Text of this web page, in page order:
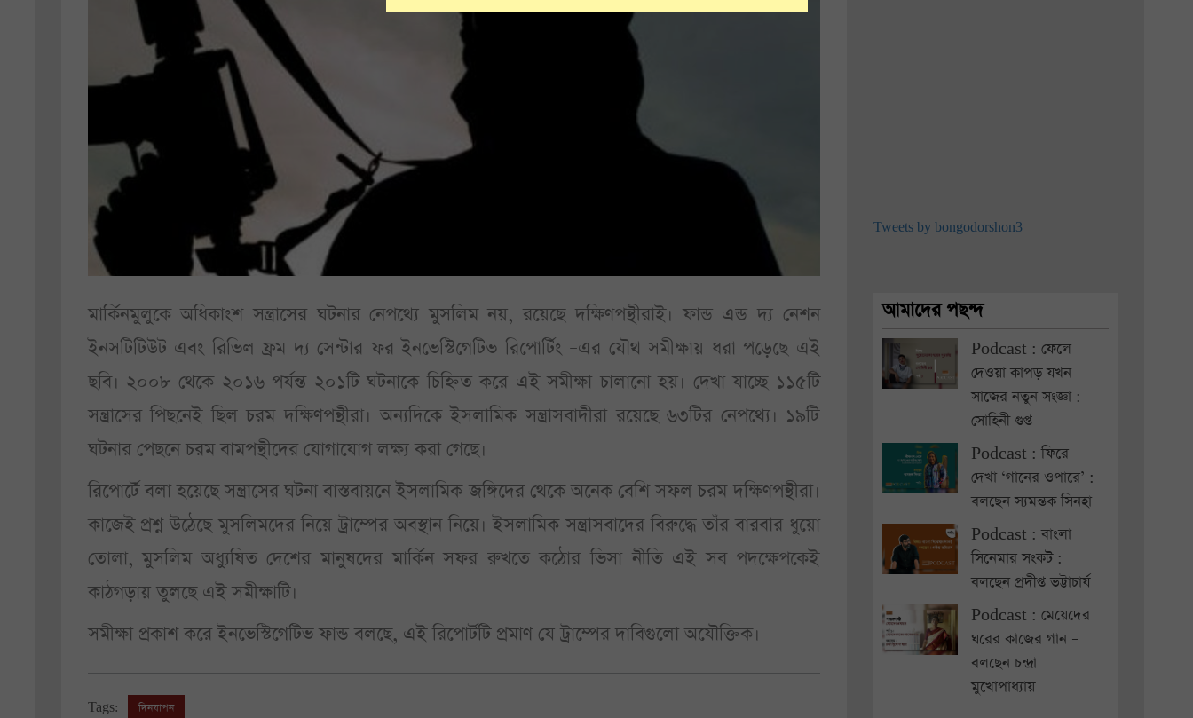
মার্কিনমুলুকে অধিকাংশ সন্ত্রাসের ঘটনার নেপথ্যে মুসলিম নয়, রয়েছে দক্ষিণপন্থীরাই। ফান্ড এন্ড দ্য নেশন
ইনসটিটিউট এবং রিভিল ফ্রম দ্য সেন্টার ফর ইনভেস্টিগেটিভ রিপোর্টিং –এর যৌথ সমীক্ষায় ধরা পড়েছে এই
ছবি। ২০০৮ থেকে ২০১৬ পর্যন্ত ২০১টি ঘটনাকে চিহ্নিত করে এই সমীক্ষা চালানো হয়। দেখা যাচ্ছে ১১৫টি
সন্ত্রাসের পিছনেই ছিল চরম দক্ষিণপন্থীরা। অন্যদিকে ইসলামিক সন্ত্রাসবাদীরা রয়েছে ৬৩টির নেপথ্যে। ১৯টি
ঘটনার পেছনে চরম বামপন্থীদের যোগাযোগ লক্ষ্য করা গেছে।
রিপোর্টে বলা হয়েছে সন্ত্রাসের ঘটনা বাস্তবায়নে ইসলামিক জঙ্গিদের থেকে অনেক বেশি সফল চরম দক্ষিণপন্থীরা।
কাজেই প্রশ্ন উঠেছে মুসলিমদের নিয়ে ট্রাম্পের অবস্থান নিয়ে। ইসলামিক সন্ত্রাসবাদের বিরুদ্ধে তাঁর বারবার ধুয়ো
তোলা, মুসলিম অধ্যুষিত দেশের মানুষদের মার্কিন সফর রুখতে কঠোর ভিসা নীতি এই সব পদক্ষেপকেই
কাঠগড়ায় তুলছে এই সমীক্ষাটি।
সমীক্ষা প্রকাশ করে ইনভেস্টিগেটিভ ফান্ড বলছে, এই রিপোর্টটি প্রমাণ যে ট্রাম্পের দাবিগুলো অযৌক্তিক।
Tags: দিনযাপন
Tweets by bongodorshon3
আমাদের পছন্দ
Podcast : ফেলে
দেওয়া কাপড় যখন
সাজের নতুন সংজ্ঞা :
সোহিনী গুপ্ত
Podcast : ফিরে
দেখা ‘গানের ওপারে’ :
বলছেন স্যমন্তক সিনহা
Podcast : বাংলা
সিনেমার সংকট :
বলছেন প্রদীপ্ত ভট্টাচার্য
Podcast : মেয়েদের
ঘরের কাজের গান –
বলছেন চন্দ্রা
মুখোপাধ্যায়